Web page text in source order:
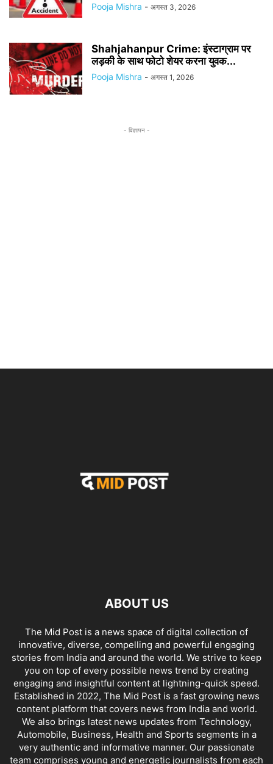
Pooja Mishra - अगस्त 3, 2026
Shahjahanpur Crime: इंस्टाग्राम पर
लड़की के साथ फोटो शेयर करना युवक...
Pooja Mishra - अगस्त 1, 2026
- विज्ञापन -
ABOUT US
The Mid Post is a news space of digital collection of
innovative, diverse, compelling and powerful engaging
stories from India and around the world. We strive to keep
you on top of every possible news trend by creating
engaging and insightful content at lightning-quick speed.
Established in 2022, The Mid Post is a fast growing news
content platform that covers news from India and world.
We also brings latest news updates from Technology,
Automobile, Business, Health and Sports segments in a
very authentic and informative manner. Our passionate
team comprises young and energetic journalists from each